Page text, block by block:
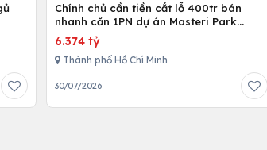
Chính chủ cần tiền cắt lỗ 400tr bán
nhanh căn 1PN dự án Masteri Park
Place
6.374 tỷ
Thành phố Hồ Chí Minh
30/07/2026